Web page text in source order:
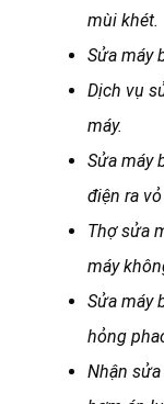
mùi khét.
Sửa máy
Dịch vụ
máy.
Sửa máy
điện ra
Thợ sửa
máy
Sửa máy
hỏng
Nhận